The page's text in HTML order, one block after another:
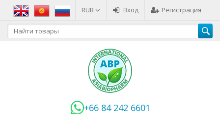
RUB Вход Регистрация
+66 84 242 6601